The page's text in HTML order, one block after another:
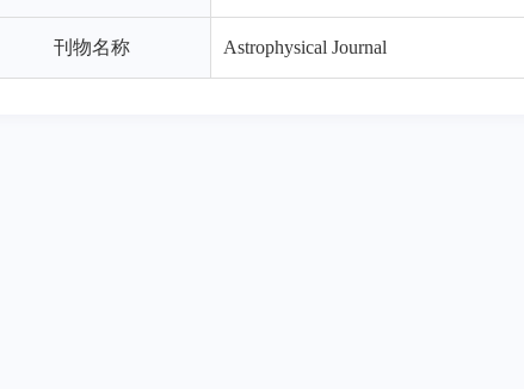
刊物名称 Astrophysical Journal